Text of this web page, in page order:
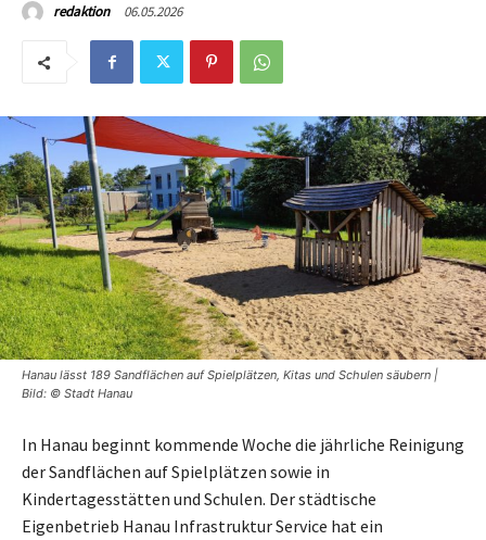
redaktion 06.05.2026
Hanau lässt 189 Sandflächen auf Spielplätzen, Kitas und Schulen säubern |
Bild: © Stadt Hanau
In Hanau beginnt kommende Woche die jährliche Reinigung
der Sandflächen auf Spielplätzen sowie in
Kindertagesstätten und Schulen. Der städtische
Eigenbetrieb Hanau Infrastruktur Service hat ein